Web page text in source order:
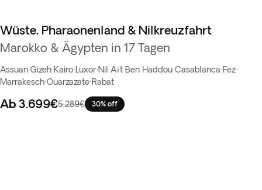
Wüste, Pharaonenland & Nilkreuzfahrt
Marokko & Ägypten in 17 Tagen
Assuan·Gizeh·Kairo· Luxor·Nil ·Aït Ben Haddou·Casablanca·Fez·
Marrakesch·Ouarzazate·Rabat
Ab 3.699€5.289€ 30% off